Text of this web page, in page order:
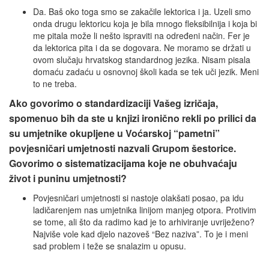
Da. Baš oko toga smo se zakačile lektorica i ja. Uzeli smo
onda drugu lektoricu koja je bila mnogo fleksibilnija i koja bi
me pitala može li nešto ispraviti na određeni način. Fer je
da lektorica pita i da se dogovara. Ne moramo se držati u
ovom slučaju hrvatskog standardnog jezika. Nisam pisala
domaću zadaću u osnovnoj školi kada se tek uči jezik. Meni
to ne treba.
Ako govorimo o standardizaciji Vašeg izričaja,
spomenuo bih da ste u knjizi ironično rekli po prilici da
su umjetnike okupljene u Voćarskoj “pametni”
povjesničari umjetnosti nazvali Grupom šestorice.
Govorimo o sistematizacijama koje ne obuhvaćaju
život i puninu umjetnosti?
Povjesničari umjetnosti si nastoje olakšati posao, pa idu
ladičarenjem nas umjetnika linijom manjeg otpora. Protivim
se tome, ali što da radimo kad je to arhiviranje uvriježeno?
Najviše vole kad djelo nazoveš “Bez naziva”. To je i meni
sad problem i teže se snalazim u opusu.